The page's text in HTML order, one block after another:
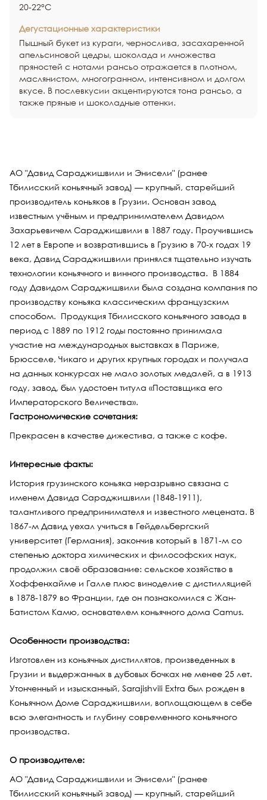
АО "Давид Сараджишвили и Энисели" (ранее
Тбилисский коньячный завод) — крупный, старейший
производитель коньяков в Грузии. Основан завод
известным учёным и предпринимателем Давидом
Захарьевичем Сараджишвили в 1887 году. Проучившись
12 лет в Европе и возвратившись в Грузию в 70-х годах 19
века, Давид Сараджишвили принялся тщательно изучать
технологии коньячного и винного производства. В 1884
году Давидом Сараджишвили была создана компания по
производству коньяка классическим французским
способом. Продукция Тбилисского коньячного завода в
период с 1889 по 1912 годы постоянно принимала
участие на международных выставках в Париже,
Брюсселе, Чикаго и других крупных городах и получала
на данных конкурсах не мало золотых медалей, а в 1913
году, завод, был удостоен титула «Поставщика его
Императорского Величества».
Гастрономические сочетания:
Прекрасен в качестве дижестива, а также с кофе.
Интересные факты:
История грузинского коньяка неразрывно связана с
именем Давида Сараджишвили (1848-1911),
талантливого предпринимателя и известного мецената. В
1867-м Давид уехал учиться в Гейдельбергский
университет (Германия), закончив который в 1871-м со
степенью доктора химических и философских наук,
продолжил своё образование: сельское хозяйство в
Хоффенхайме и Галле плюс виноделие с дистилляцией
в 1878-1879 во Франции, где он познакомился с Жан-
Батистом Камю, основателем коньячного дома Camus.
Особенности производства:
Изготовлен из коньячных дистиллятов, произведенных в
Грузии и выдержанных в дубовых бочках не менее 25 лет.
Утонченный и изысканный, Sarajishvili Extra был рожден в
Коньячном Доме Сараджишвили, воплощающем в себе
всю элегантность и глубину современного коньячного
производства.
О производителе:
АО "Давид Сараджишвили и Энисели" (ранее
Тбилисский коньячный завод) — крупный, старейший
20-22°С
Дегустационные характеристики
Пышный букет из кураги, чернослива, засахаренной
апельсиновой цедры, шоколада и множества
пряностей с нотами рансьо отражается в плотном,
маслянистом, многогранном, интенсивном и долгом
вкусе. В послевкусии акцентируются тона рансьо, а
также пряные и шоколадные оттенки.